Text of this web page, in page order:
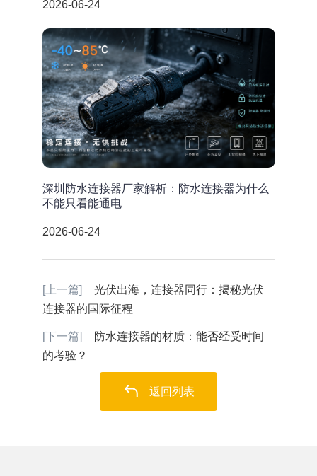
2026-06-24
深圳防水连接器厂家解析：防水连接器为什么
不能只看能通电
2026-06-24
[上一篇]
光伏出海，连接器同行：揭秘光伏
连接器的国际征程
[下一篇]
防水连接器的材质：能否经受时间
的考验？
返回列表